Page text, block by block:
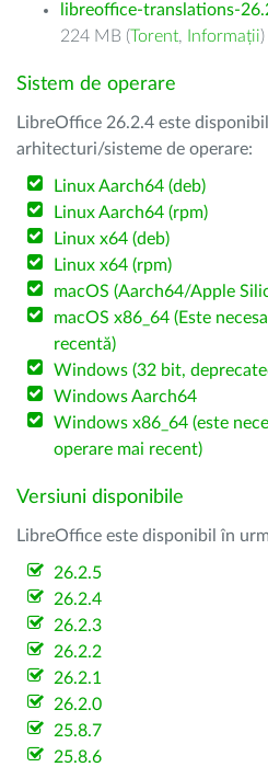
libreoffice-translations-
224 MB (Torent, Informații)
Sistem de operare
LibreOffice 26.2.4 este
arhitecturi/sisteme de operare:
Linux Aarch64 (deb)
Linux Aarch64 (rpm)
Linux x64 (deb)
Linux x64 (rpm)
macOS (Aarch64/Apple
macOS x86_64 (Este
recentă)
Windows (32 bit,
Windows Aarch64
Windows x86_64 (este
operare mai recent)
Versiuni disponibile
LibreOffice este disponibil în
26.2.5
26.2.4
26.2.3
26.2.2
26.2.1
26.2.0
25.8.7
25.8.6